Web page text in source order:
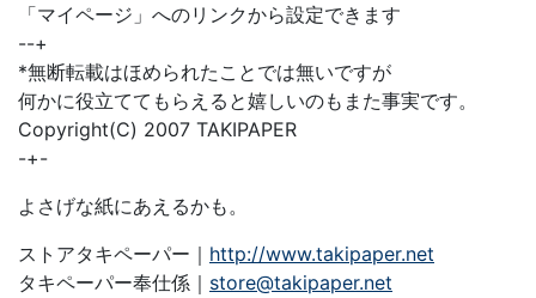
「マイページ」へのリンクから設定できます
--+
*無断転載はほめられたことでは無いですが
何かに役立ててもらえると嬉しいのもまた事実です。
Copyright(C) 2007 TAKIPAPER
-+-
よさげな紙にあえるかも。
ストアタキペーパー｜ http://www.takipaper.net
タキペーパー奉仕係｜ store@takipaper.net